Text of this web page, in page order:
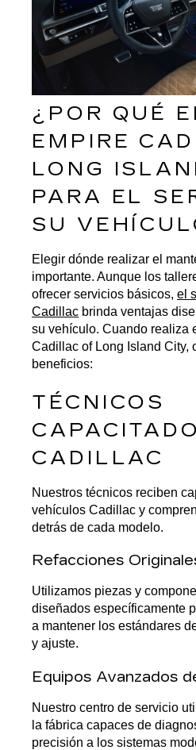
¿POR QUÉ
EMPIRE
LONG
PARA EL
SU
Elegir dónde realizar el
importante. Aunque los
ofrecer servicios básicos, el
Cadillac brinda ventajas
su vehículo. Cuando realiza
Cadillac of Long Island City,
beneficios:
TÉCNICOS
CADILLAC
Nuestros técnicos reciben
vehículos Cadillac y
detrás de cada modelo.
Refacciones
Utilizamos piezas y
diseñados específicamente
a mantener los estándares
y ajuste.
Equipos Avanzados
Nuestro centro de servicio
la fábrica capaces de
precisión a los sistemas